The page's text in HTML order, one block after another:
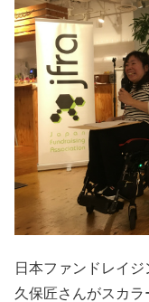
日本ファンドレイ
久保匠さんがスカ